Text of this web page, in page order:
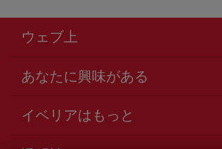
ウェブ上
あなたに興味がある
アクセシビリティの宣言
サービスのお約束
イベリアはもっと